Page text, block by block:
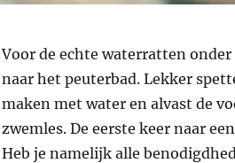
Voor de echte waterratten
naar het peuterbad. Lekker
maken met water en alvast de
zwemles. De eerste keer naar
Heb je namelijk alle